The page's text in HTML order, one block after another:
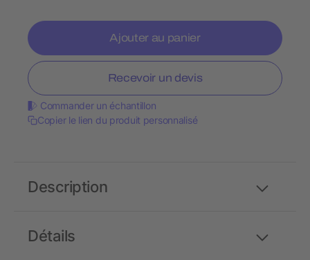
Ajouter au panier
Recevoir un devis
Commander un échantillon
Copier le lien du produit personnalisé
Détails
Description